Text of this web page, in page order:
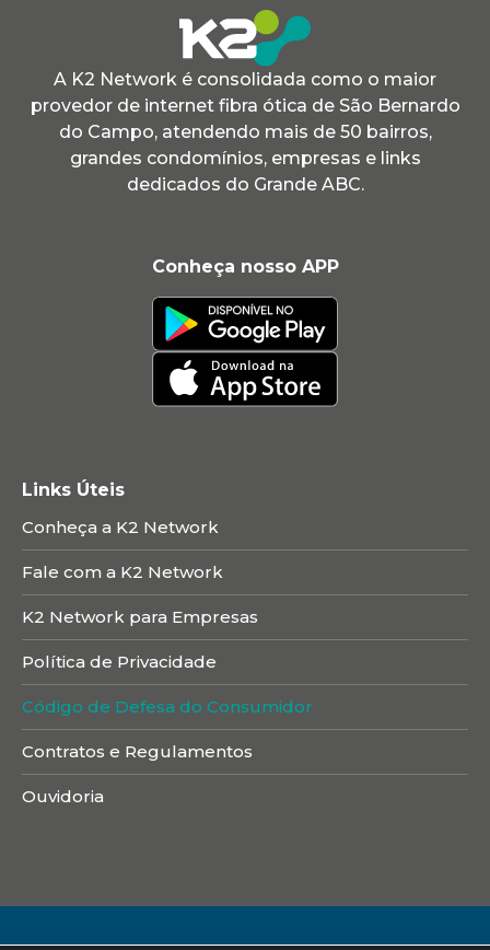
A K2 Network é consolidada como o maior
provedor de internet fibra ótica de São Bernardo
do Campo, atendendo mais de 50 bairros,
grandes condomínios, empresas e links
dedicados do Grande ABC.
Conheça nosso APP
Links Úteis
Conheça a K2 Network
Fale com a K2 Network
K2 Network para Empresas
Política de Privacidade
Código de Defesa do Consumidor
Contratos e Regulamentos
Ouvidoria